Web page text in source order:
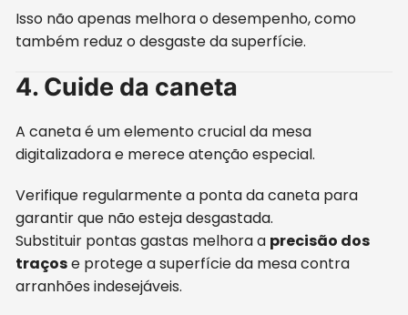
Isso não apenas melhora o desempenho, como
também reduz o desgaste da superfície.
4. Cuide da caneta
A caneta é um elemento crucial da mesa
digitalizadora e merece atenção especial.
Verifique regularmente a ponta da caneta para
garantir que não esteja desgastada.
Substituir pontas gastas melhora a precisão dos
traçose protege a superfície da mesa contra
arranhões indesejáveis.